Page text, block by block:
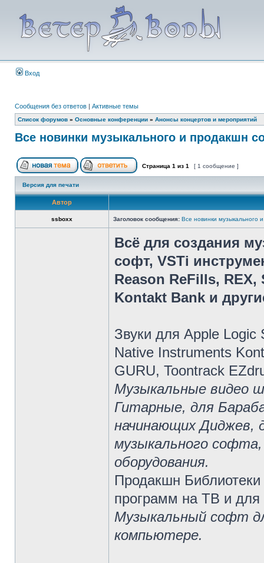
Вход
Сообщения без ответов | Активные темы
Список форумов » Основные конференции » Анонсы концертов и мероприятий
Все новинки музыкального и продакшн
Страница 1 из 1 [ 1 сообщение ]
Версия для печати
Автор
ssboxx Заголовок сообщения: Все новинки музыкального
Всё для создания
софт, VSTi
Reason ReFills, REX,
Kontakt Bank и
Звуки для Apple
Native Instruments
GURU, Toontrack
Музыкальные видео
Гитарные, для
начинающих Диджев,
музыкального
оборудования.
Продакшн
программ на ТВ и
Музыкальный софт
компьютере.